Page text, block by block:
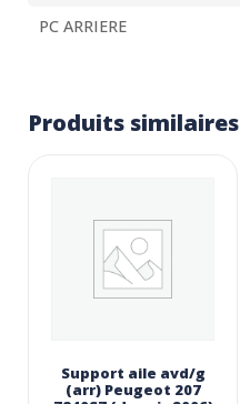
PC ARRIERE
Produits similaires
Support aile avd/g
(arr) Peugeot 207